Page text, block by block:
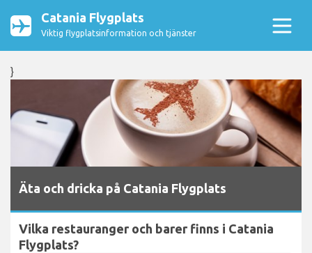
Catania Flygplats
Viktig flygplatsinformation och tjänster
}
Äta och dricka på Catania Flygplats
Vilka restauranger och barer finns i Catania
Flygplats?